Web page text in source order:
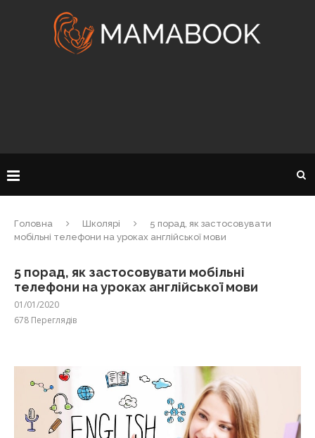
Головна Школярі
5 порад, як застосовувати
мобільні телефони на уроках англійської мови
5 порад, як застосовувати мобільні
телефони на уроках англійської мови
01/01/2020
678 Переглядів